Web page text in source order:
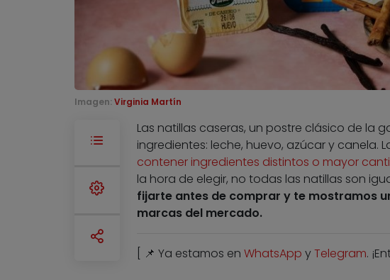
Imagen: Virginia Martín
Las natillas caseras, un postre clásico de la
ingredientes: leche, huevo, azúcar y canela.
contener ingredientes distintos o mayor
la hora de elegir, no todas las natillas son
fijarte antes de comprar y te mostramos
marcas del mercado.
[ 📌 Ya estamos en WhatsApp yTelegram.